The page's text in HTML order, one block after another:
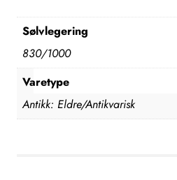
Sølvlegering
830/1000
Varetype
Antikk: Eldre/Antikvarisk